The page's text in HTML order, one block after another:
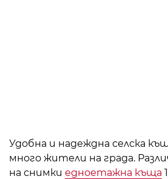
Удобна и надеждна селска
много жители на града.
на снимки едноетажна къща